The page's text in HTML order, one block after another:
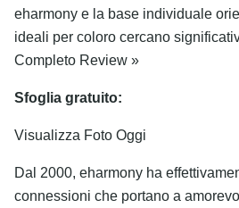
eharmony e la base individuale
ideali per coloro cercano
Completo Review »
Sfoglia gratuito:
Visualizza Foto Oggi
Dal 2000, eharmony ha
connessioni che portano a